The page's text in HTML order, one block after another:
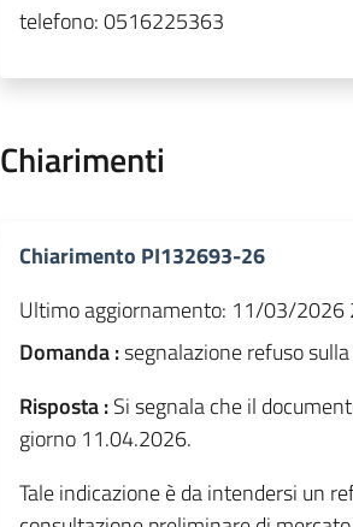
telefono:0516225363
Chiarimenti
Chiarimento PI132693-26
Ultimo aggiornamento: 11/03/2026
Domanda :segnalazione refuso
Risposta :Si segnala che il
giorno 11.04.2026.
Tale indicazione è da intendersi un